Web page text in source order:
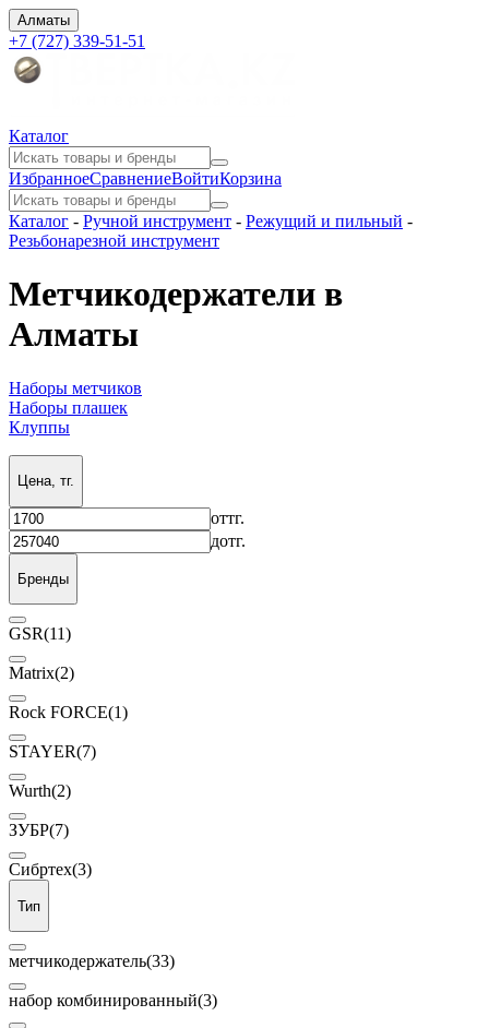
Алматы
+7 (727) 339-51-51
Каталог
ИзбранноеСравнениеВойтиКорзина
Каталог - Ручной инструмент - Режущий и пильный -
Резьбонарезной инструмент
Метчикодержатели в
Алматы
Наборы метчиков
Наборы плашек
Клуппы
Цена, тг.
оттг.
дотг.
Бренды
GSR(11)
Matrix(2)
Rock FORCE(1)
STAYER(7)
Wurth(2)
ЗУБР(7)
Сибртех(3)
Тип
метчикодержатель(33)
набор комбинированный(3)